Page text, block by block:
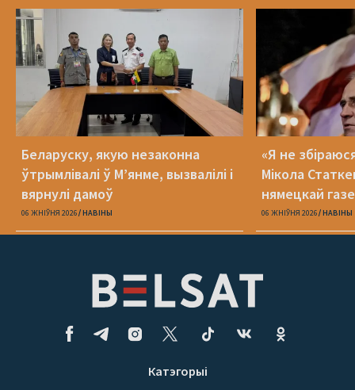
Беларуску, якую незаконна
ўтрымлівалі ў М’янме, вызвалілі і
вярнулі дамоў
06 ЖНІЎНЯ 2026 НАВІНЫ
«Я не
Мікола
нямецкай
06 ЖНІЎНЯ 2026 НАВІНЫ
Катэгорыі